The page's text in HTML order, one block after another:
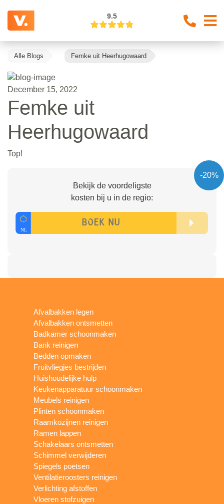
9.5
Alle Blogs Femke uit Heerhugowaard
December 15, 2022
Femke uit
Heerhugowaard
Top!
-20%
Bekijk de voordeligste
kosten bij u in de regio:
Afvalbakken legen
Afvalbakken ontsmetten
Badkamer schoonmaken
Bank reinigen
Bedden opmaken
Fruitvliegjes bestrijden
Huishoudelijke hulp
Keukenapparatuur schoonmaken
Meubels reinigen
Plinten schoonmaken
Raamkozijnen reinigen
Ramen lappen
Schakelaars ontsmetten
Schimmel verwijderen
Spiegels poetsen
Ventilatieroosters reinigen
Verlichting afstoffen
Vloeren stofzuigen